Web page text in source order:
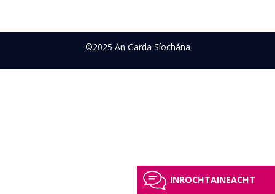
©2025 An Garda Síochána
INROCHTAINEACHT